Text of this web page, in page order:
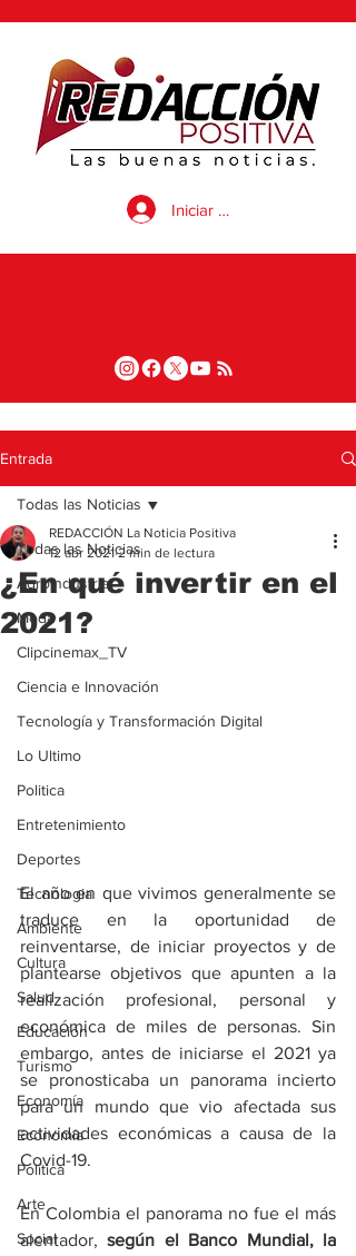
Iniciar sesión
Entrada
Todas las Noticias
Agroindustria
Moda
Clipcinemax_TV
Ciencia e Innovación
Tecnología y Transformación Digital
Lo Ultimo
Politica
Entretenimiento
Deportes
Tecnologia
Ambiente
Cultura
Salud
Educación
Turismo
Economía
Economía
Política
Arte
Social
Todas las Noticias
¿En qué invertir en el
2021?
REDACCIÓN La Noticia Positiva
12 abr 2021 2 min de lectura
El año en que vivimos generalmente se
traduce en la oportunidad de
reinventarse, de iniciar proyectos y de
plantearse objetivos que apunten a la
realización profesional, personal y
económica de miles de personas. Sin
embargo, antes de iniciarse el 2021 ya
se pronosticaba un panorama incierto
para un mundo que vio afectada sus
actividades económicas a causa de la
Covid-19.
En Colombia el panorama no fue el más
alentador, según el Banco Mundial, la